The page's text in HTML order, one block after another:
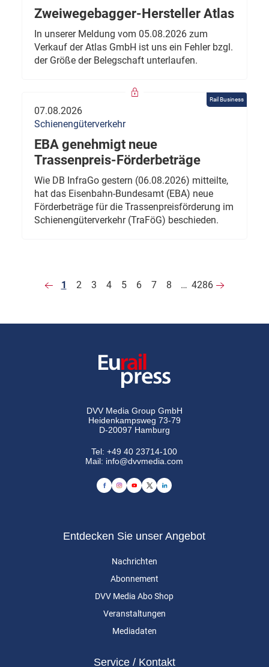
Zweiwegebagger-Hersteller Atlas
In unserer Meldung vom 05.08.2026 zum
Verkauf der Atlas GmbH ist uns ein Fehler bzgl.
der Größe der Belegschaft unterlaufen.
Rail Business
07.08.2026
Schienengüterverkehr
EBA genehmigt neue
Trassenpreis-Förderbeträge
Wie DB InfraGo gestern (06.08.2026) mitteilte,
hat das Eisenbahn-Bundesamt (EBA) neue
Förderbeträge für die Trassenpreisförderung im
Schienengüterverkehr (TraFöG) beschieden.
1 2 3 4 5 6 7 8 … 4286
DVV Media Group GmbH
Heidenkampsweg 73-79
D-20097 Hamburg
Tel:+49 40 23714-100
Mail: info@dvvmedia.com
Entdecken Sie unser Angebot
Nachrichten
Abonnement
DVV Media Abo Shop
Veranstaltungen
Mediadaten
Service / Kontakt